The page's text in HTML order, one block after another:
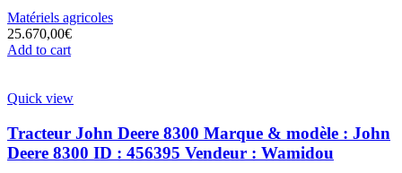
Matériels agricoles
25.670,00€
Add to cart
Quick view
Tracteur John Deere 8300 Marque & modèle : John
Deere 8300 ID : 456395 Vendeur : Wamidou